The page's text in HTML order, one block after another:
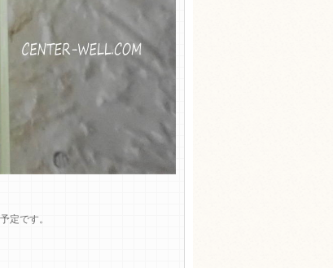
定です。